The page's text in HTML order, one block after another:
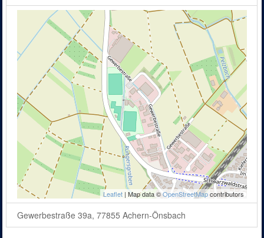
Leaflet| Map data ©OpenStreetMapcontributors
Gewerbestraße 39a, 77855 Achern-Önsbach